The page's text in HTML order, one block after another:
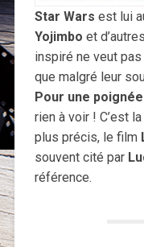
Star Wars est lui
Yojimbo et
inspiré ne veut pas
que malgré leur
Pour une
rien à voir ! C’est
plus précis, le film
souvent cité par
référence.